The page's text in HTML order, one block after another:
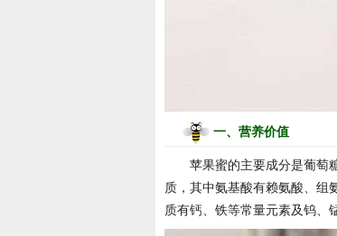
一、营养价值
苹果蜜的主要成分是葡萄
质，其中氨基酸有赖氨酸、组
质有钙、铁等常量元素及钨、